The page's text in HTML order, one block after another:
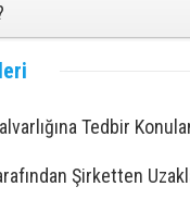
Tedbir
Şirketten